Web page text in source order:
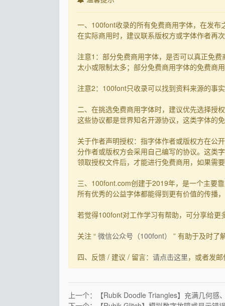
一、100font收录的所有免费商用字体，在发
在实际商用时，建议联系版权方或字体作者再
注意1：部分免费商用字体，是否可以真正免
太小或限制太多；部分免费商用字体的免费商
注意2：100font只收录可以找到资料来源的事
二、在挑选免费商用字体时，建议优先选择授
这些协议都是世界知名开源协议，这类字体的
关于作者声明授权：指字体作者或版权方在公
分作者或版权方会采用自己编写的协议。这类
领取授权文件后，才能进行免费商用，如果需
三、100font.com创建于2019年，是一个主要
所有优秀的公益字体都能得到更有价值的传播
若觉得100font对工作学习有帮助，可分享给更
关注 “ 微信公众号（100font） ” 有助于及时了
四、反馈 / 建议 / 留言： 请点击这里，或者发
上一个：【Rubik Doodle Triangles】充满几何感